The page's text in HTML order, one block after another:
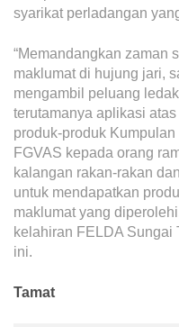
syarikat perladangan
“Memandangkan zaman
maklumat di hujung jari,
mengambil peluang
terutamanya aplikasi
produk-produk
FGVAS kepada orang
kalangan rakan-rakan
untuk mendapatkan
maklumat yang
kelahiran FELDA Sungai
ini.
Tamat